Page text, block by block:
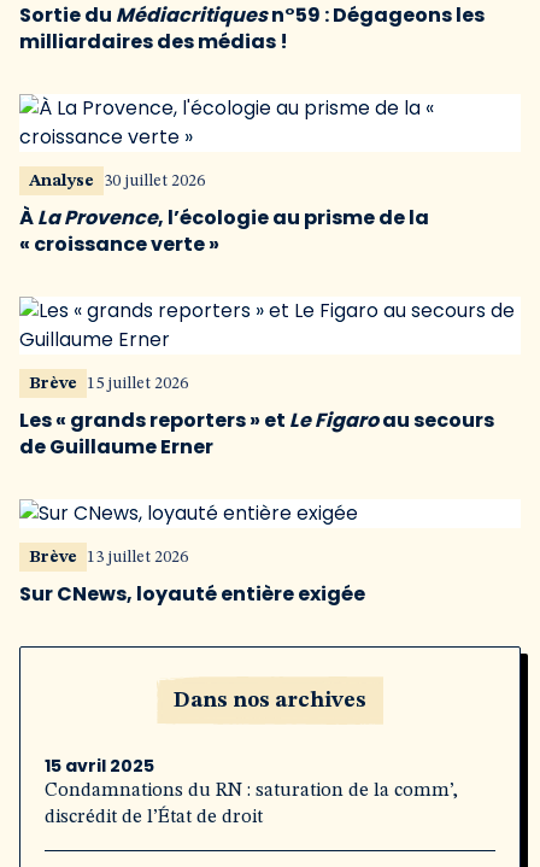
Sortie du Médiacritiquesn°59 : Dégageons les
milliardaires des médias !
Analyse 30 juillet 2026
ÀLa Provence, l’écologie au prisme de la
« croissance verte »
Brève 15 juillet 2026
Les « grands reporters » et Le Figaroau secours
de Guillaume Erner
Brève 13 juillet 2026
Sur CNews, loyauté entière exigée
Dans nos archives
15 avril 2025
Condamnations du RN : saturation de la comm’,
discrédit de l’État de droit